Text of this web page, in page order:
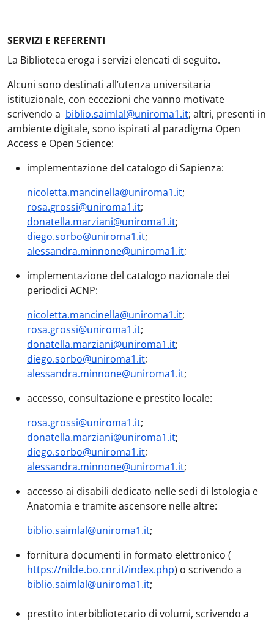
SERVIZI E REFERENTI
La Biblioteca eroga i servizi elencati di seguito.
Alcuni sono destinati all’utenza universitaria
istituzionale, con eccezioni che vanno motivate
scrivendo a biblio.saimlal@uniroma1.it; altri, presenti in
ambiente digitale, sono ispirati al paradigma Open
Access e Open Science:
implementazione del catalogo di Sapienza:
nicoletta.mancinella@uniroma1.it;
rosa.grossi@uniroma1.it;
donatella.marziani@uniroma1.it;
diego.sorbo@uniroma1.it;
alessandra.minnone@uniroma1.it;
implementazione del catalogo nazionale dei
periodici ACNP:
nicoletta.mancinella@uniroma1.it;
rosa.grossi@uniroma1.it;
donatella.marziani@uniroma1.it;
diego.sorbo@uniroma1.it;
alessandra.minnone@uniroma1.it;
accesso, consultazione e prestito locale:
rosa.grossi@uniroma1.it;
donatella.marziani@uniroma1.it;
diego.sorbo@uniroma1.it;
alessandra.minnone@uniroma1.it;
accesso ai disabili dedicato nelle sedi di Istologia e
Anatomia e tramite ascensore nelle altre:
biblio.saimlal@uniroma1.it;
fornitura documenti in formato elettronico (
https://nilde.bo.cnr.it/index.php) o scrivendo a
biblio.saimlal@uniroma1.it;
prestito interbibliotecario di volumi, scrivendo a